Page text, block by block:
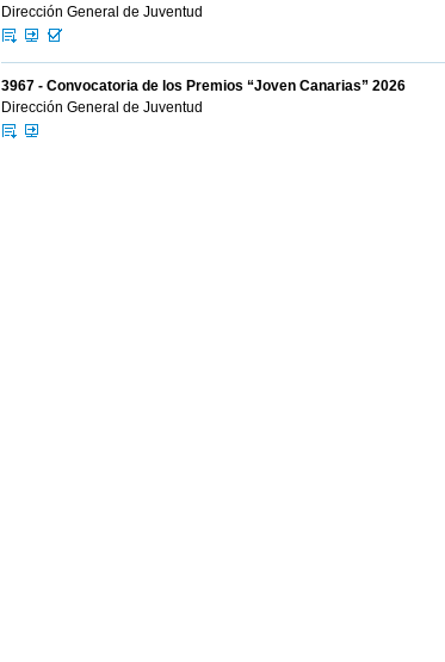
Dirección General de Juventud
3967 - Convocatoria de los Premios “Joven Canarias” 2026
Dirección General de Juventud